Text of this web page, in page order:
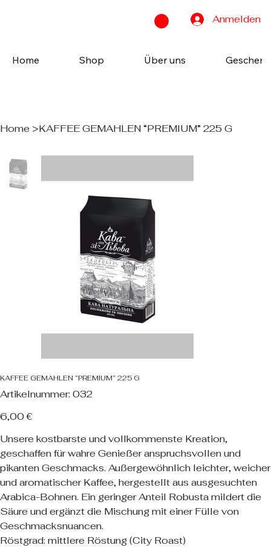
Anmelden
Home Shop Über uns
Home >KAFFEE GEMAHLEN “PREMIUM” 225 G
KAFFEE GEMAHLEN “PREMIUM” 225 G
Artikelnummer: Artikelnummer:
032
032
Preis
6,00 €
Unsere kostbarste und vollkommenste Kreation,
geschaffen für wahre Genießer anspruchsvollen und
pikanten Geschmacks. Außergewöhnlich leichter, weicher
und aromatischer Kaffee, hergestellt aus ausgesuchten
Arabica-Bohnen. Ein geringer Anteil Robusta mildert die
Säure und ergänzt die Mischung mit einer Fülle von
Geschmacksnuancen.
Röstgrad: mittlere Röstung (City Roast)